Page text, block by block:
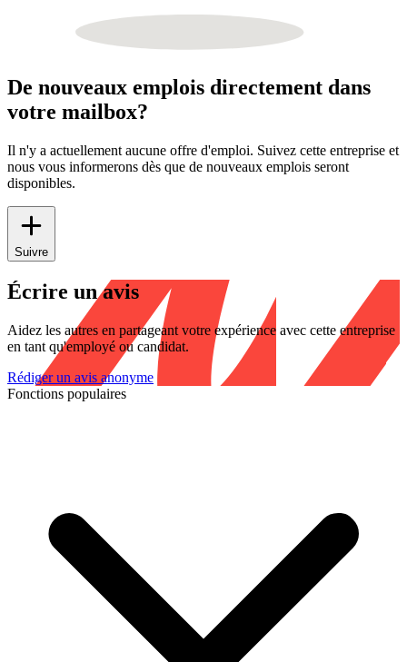
De nouveaux emplois directement dans
votre mailbox?
Il n'y a actuellement aucune offre d'emploi. Suivez cette entreprise et
nous vous informerons dès que de nouveaux emplois seront
disponibles.
Suivre
Écrire un avis
Aidez les autres en partageant votre expérience avec cette entreprise
en tant qu'employé ou candidat.
Rédiger un avis anonyme
Fonctions populaires